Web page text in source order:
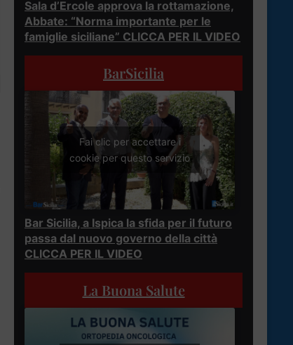
Sala d’Ercole approva la rottamazione,
Abbate: “Norma importante per le
famiglie siciliane” CLICCA PER IL VIDEO
BarSicilia
Fai clic per accettare i
cookie per questo servizio
Bar Sicilia, a Ispica la sfida per il futuro
passa dal nuovo governo della città
CLICCA PER IL VIDEO
La Buona Salute